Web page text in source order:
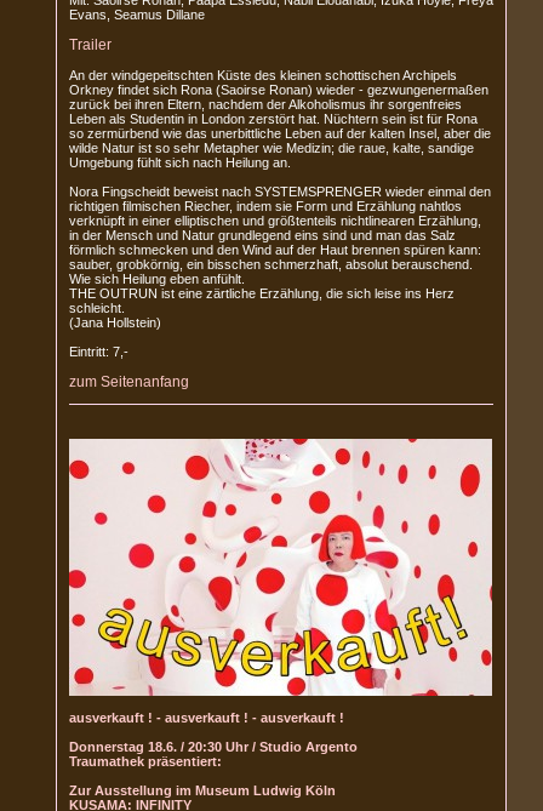
Evans, Seamus Dillane
Trailer
An der windgepeitschten Küste des kleinen schottischen Archipels
Orkney findet sich Rona (Saoirse Ronan) wieder - gezwungenermaßen
zurück bei ihren Eltern, nachdem der Alkoholismus ihr sorgenfreies
Leben als Studentin in London zerstört hat. Nüchtern sein ist für Rona
so zermürbend wie das unerbittliche Leben auf der kalten Insel, aber die
wilde Natur ist so sehr Metapher wie Medizin; die raue, kalte, sandige
Umgebung fühlt sich nach Heilung an.
Nora Fingscheidt beweist nach SYSTEMSPRENGER wieder einmal den
richtigen filmischen Riecher, indem sie Form und Erzählung nahtlos
verknüpft in einer elliptischen und größtenteils nichtlinearen Erzählung,
in der Mensch und Natur grundlegend eins sind und man das Salz
förmlich schmecken und den Wind auf der Haut brennen spüren kann:
sauber, grobkörnig, ein bisschen schmerzhaft, absolut berauschend.
Wie sich Heilung eben anfühlt.
THE OUTRUN ist eine zärtliche Erzählung, die sich leise ins Herz
schleicht.
(Jana Hollstein)
Eintritt: 7,-
zum Seitenanfang
ausverkauft ! - ausverkauft ! - ausverkauft !
Donnerstag 18.6. / 20:30 Uhr / Studio Argento
Traumathek präsentiert:
Zur Ausstellung im Museum Ludwig Köln
KUSAMA: INFINITY